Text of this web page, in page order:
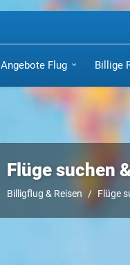
Angebote Flug Billige
Flüge suchen
Billigflug & Reisen Flüge